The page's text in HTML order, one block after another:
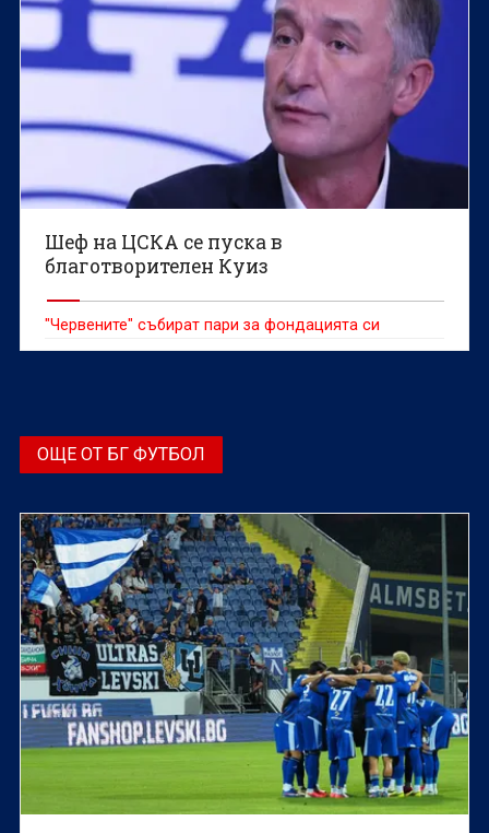
Шеф на ЦСКА се пуска в
благотворителен Куиз
"Червените" събират пари за фондацията си
ОЩЕ ОТ БГ ФУТБОЛ